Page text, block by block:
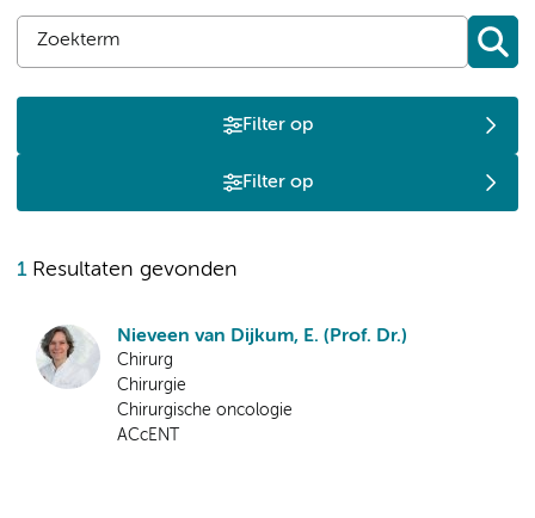
Filter op
Filter op
1Resultaten gevonden
Nieveen van Dijkum, E. (Prof. Dr.)
Chirurg
Chirurgie
Chirurgische oncologie
ACcENT